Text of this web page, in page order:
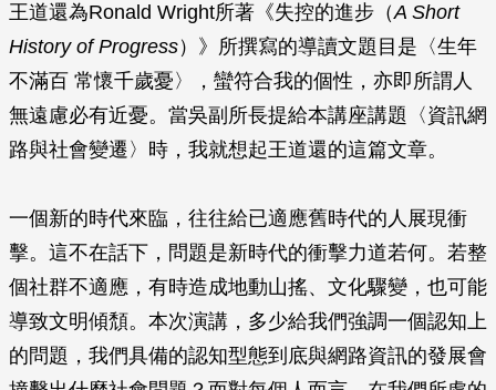
王道還為Ronald Wright所著《失控的進步（A Short
History of Progress）》所撰寫的導讀文題目是〈生年
不滿百 常懷千歲憂〉，蠻符合我的個性，亦即所謂人
無遠慮必有近憂。當吳副所長提給本講座講題〈資訊網
路與社會變遷〉時，我就想起王道還的這篇文章。
一個新的時代來臨，往往給已適應舊時代的人展現衝
擊。這不在話下，問題是新時代的衝擊力道若何。若整
個社群不適應，有時造成地動山搖、文化驟變，也可能
導致文明傾頹。本次演講，多少給我們強調一個認知上
的問題，我們具備的認知型態到底與網路資訊的發展會